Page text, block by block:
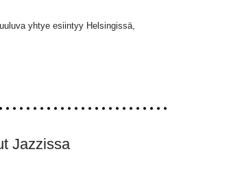
yhtye esiintyy Helsingissä,
Jazzissa